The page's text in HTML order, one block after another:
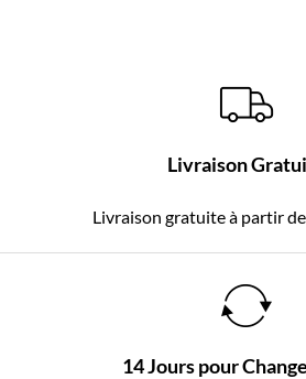
Livraison
Livraison gratuite à partir
14 Jours pour